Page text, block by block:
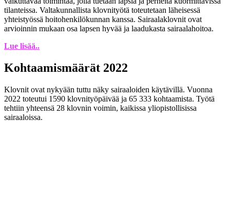
tilanteissa. Valtakunnallista klovnityötä toteutetaan läheisessä
yhteistyössä hoitohenkilökunnan kanssa. Sairaalaklovnit ovat
arvioinnin mukaan osa lapsen hyvää ja laadukasta sairaalahoitoa.
Lue lisää..
Kohtaamismäärät 2022
Klovnit ovat nykyään tuttu näky sairaaloiden käytävillä. Vuonna
2022 toteutui 1590 klovnityöpäivää ja 65 333 kohtaamista. Työtä
tehtiin yhteensä 28 klovnin voimin, kaikissa yliopistollisissa
sairaaloissa.